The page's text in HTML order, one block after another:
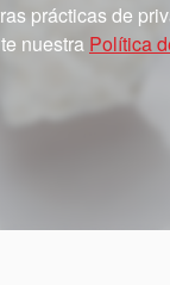
prácticas de
nuestra Política